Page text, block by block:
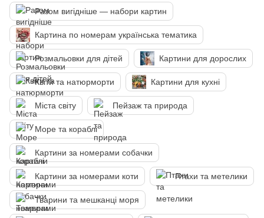
Разом вигідніше — набори картин
Картина по номерам українська тематика
Розмальовки для дітей Картини для дорослих
Квіти та натюрморти Картини для кухні
Міста світу Пейзаж та природа
Море та кораблі
Картини за номерами собачки
Картини за номерами коти Птахи та метелики
Тварини та мешканці моря